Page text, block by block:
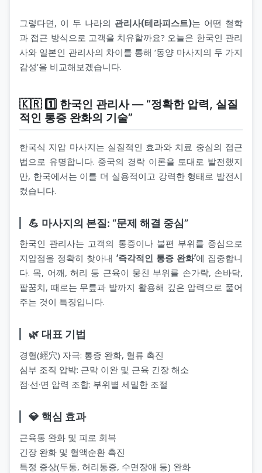
그렇다면, 이 두 나라의 관리사(테라피스트)는 어떤 철학
과 접근 방식으로 고객을 치유할까요? 오늘은 한국인 관리
사와 일본인 관리사의 차이를 통해 ‘동양 마사지의 두 가지
감성’을 비교해보겠습니다.
🇰🇷 1️⃣ 한국인 관리사 — “정확한 압력, 실질
적인 통증 완화의 기술”
한국식 지압 마사지는 실질적인 효과와 치료 중심의 접근
법으로 유명합니다. 중국의 경락 이론을 토대로 발전했지
만, 한국에서는 이를 더 실용적이고 강력한 형태로 발전시
켰습니다.
💪 마사지의 본질: “문제 해결 중심”
한국인 관리사는 고객의 통증이나 불편 부위를 중심으로
지압점을 정확히 찾아내 ‘즉각적인 통증 완화’에 집중합니
다. 목, 어깨, 허리 등 근육이 뭉친 부위를 손가락, 손바닥,
팔꿈치, 때로는 무릎과 발까지 활용해 깊은 압력으로 풀어
주는 것이 특징입니다.
🌿 대표 기법
경혈(經穴) 자극: 통증 완화, 혈류 촉진
심부 조직 압박: 근막 이완 및 근육 긴장 해소
점·선·면 압력 조합: 부위별 세밀한 조절
💎 핵심 효과
근육통 완화 및 피로 회복
긴장 완화 및 혈액순환 촉진
특정 증상(두통, 허리통증, 수면장애 등) 완화